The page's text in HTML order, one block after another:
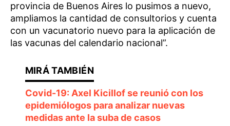
provincia de Buenos Aires lo pusimos a nuevo,
ampliamos la cantidad de consultorios y cuenta
con un vacunatorio nuevo para la aplicación de
las vacunas del calendario nacional”.
Covid-19: Axel Kicillof se reunió con los
epidemiólogos para analizar nuevas
medidas ante la suba de casos